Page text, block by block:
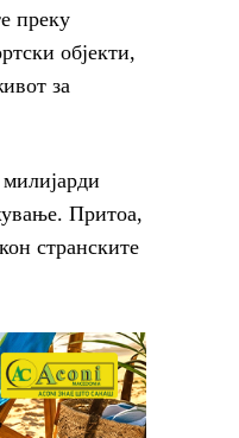
преку
објекти,
за
Притоа,
странските